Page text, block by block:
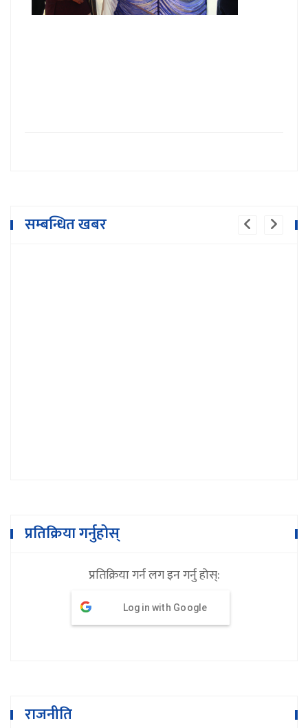
सम्बन्धित खबर
प्रतिक्रिया गर्नुहोस्
प्रतिक्रिया गर्न लग इन गर्नु होस्:
Log in with Google
राजनीति